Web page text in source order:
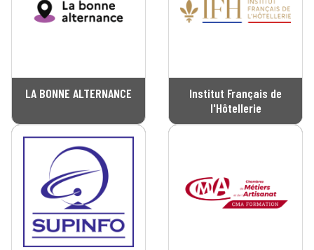
LA BONNE ALTERNANCE
Institut Français de
l'Hôtellerie